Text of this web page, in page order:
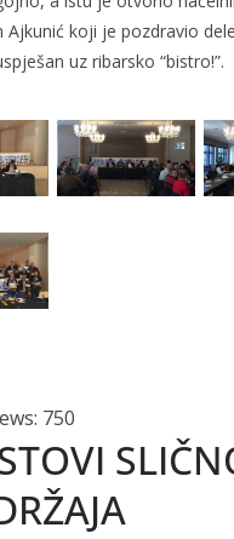
Ajkunić koji je pozdravio
uz ribarsko “bistro!”.
750